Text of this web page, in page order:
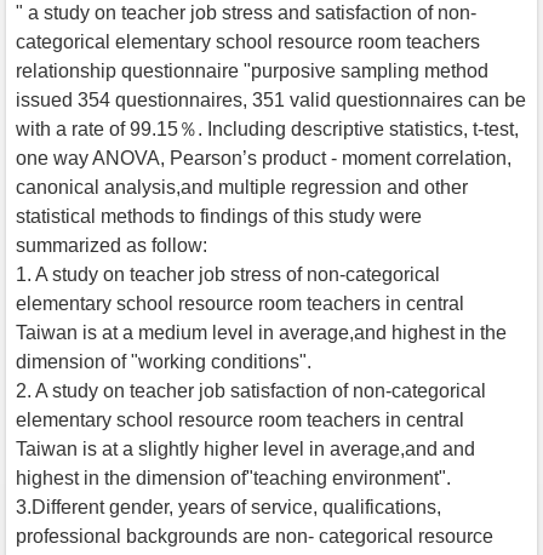
" a study on teacher job stress and satisfaction of non-
categorical elementary school resource room teachers
relationship questionnaire "purposive sampling method
issued 354 questionnaires, 351 valid questionnaires can be
with a rate of 99.15％. Including descriptive statistics, t-test,
one way ANOVA, Pearson’s product - moment correlation,
canonical analysis,and multiple regression and other
statistical methods to findings of this study were
summarized as follow:
1. A study on teacher job stress of non-categorical
elementary school resource room teachers in central
Taiwan is at a medium level in average,and highest in the
dimension of "working conditions".
2. A study on teacher job satisfaction of non-categorical
elementary school resource room teachers in central
Taiwan is at a slightly higher level in average,and and
highest in the dimension of"teaching environment".
3.Different gender, years of service, qualifications,
professional backgrounds are non- categorical resource